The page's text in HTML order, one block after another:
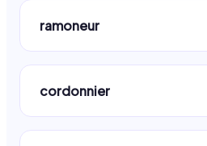
ramoneur
cordonnier